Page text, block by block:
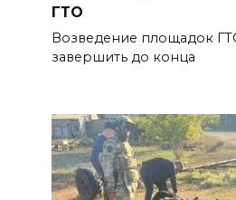
ГТО
Возведение площадок
завершить до конца